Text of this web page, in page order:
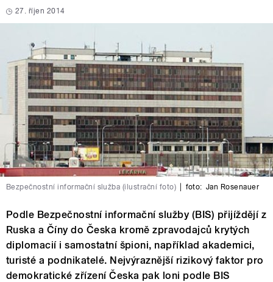
27. říjen 2014
Bezpečnostní informační služba (ilustrační foto) foto: Jan Rosenauer
Podle Bezpečnostní informační služby (BIS) přijíždějí z
Ruska a Číny do Česka kromě zpravodajců krytých
diplomacií i samostatní špioni, například akademici,
turisté a podnikatelé. Nejvýraznější rizikový faktor pro
demokratické zřízení Česka pak loni podle BIS